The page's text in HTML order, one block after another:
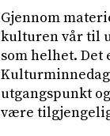
Gjennom
kulturen vår til
som helhet. Det
utgangspunkt
være